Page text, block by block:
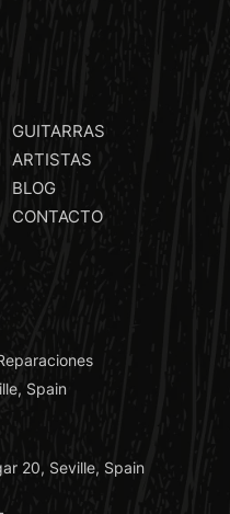
GUITARRAS
ARTISTAS
BLOG
CONTACTO
Spain
20, Seville, Spain